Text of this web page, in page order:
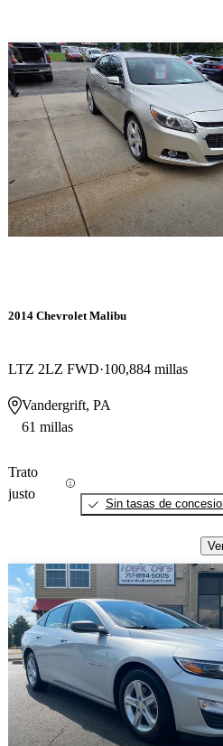
2014 Chevrolet Malibu
LTZ 2LZ FWD 100,884 millas
Vandergrift, PA
61 millas
Trato
justo
Sin tasas de